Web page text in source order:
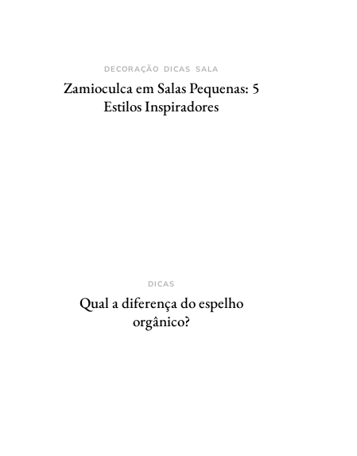
DECORAÇÃO DICAS SALA
Zamioculca em Salas Pequenas: 5
Estilos Inspiradores
DICAS
Qual a diferença do espelho
orgânico?